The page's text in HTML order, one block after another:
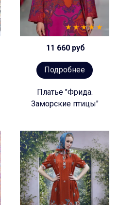
11 660 руб
Подробнее
Платье "Фрида.
Заморские птицы"